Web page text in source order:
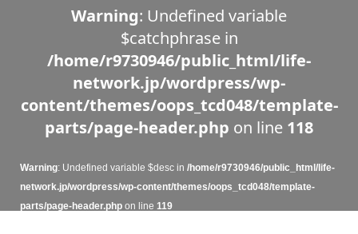
Warning: Undefined variable
$catchphrase in
/home/r9730946/public_html/life-
network.jp/wordpress/wp-
content/themes/oops_tcd048/template-
parts/page-header.php on line 118
Warning: Undefined variable $desc in /home/r9730946/public_html/life-
network.jp/wordpress/wp-content/themes/oops_tcd048/template-
parts/page-header.phpon line 119